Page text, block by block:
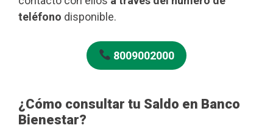
teléfono disponible.
8009002000
¿Cómo consultar tu Saldo en Banco
Bienestar?